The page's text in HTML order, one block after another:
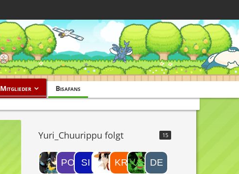
Mitglieder Bisafans
Yuri_Chuurippu folgt 15